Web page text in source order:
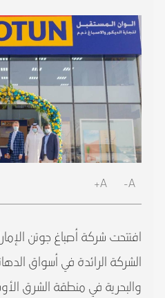
A-
A+
افتتحت شركة أصباغ جوتن
الشركة الرائدة في أسواق
والبحرية في منطقة الشرق